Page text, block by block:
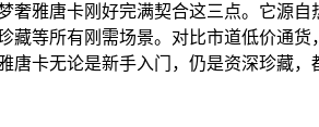
雅唐卡刚好完满契合这三点。它源自
等所有刚需场景。对比市道低价通
卡无论是新手入门，仍是资深珍藏